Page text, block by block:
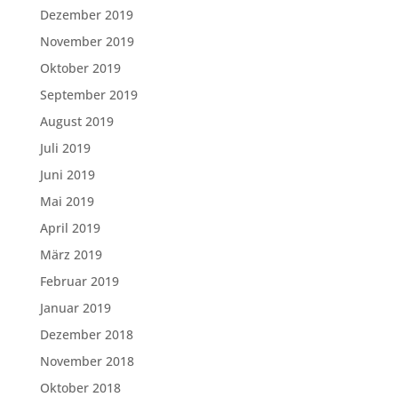
Dezember 2019
November 2019
Oktober 2019
September 2019
August 2019
Juli 2019
Juni 2019
Mai 2019
April 2019
März 2019
Februar 2019
Januar 2019
Dezember 2018
November 2018
Oktober 2018